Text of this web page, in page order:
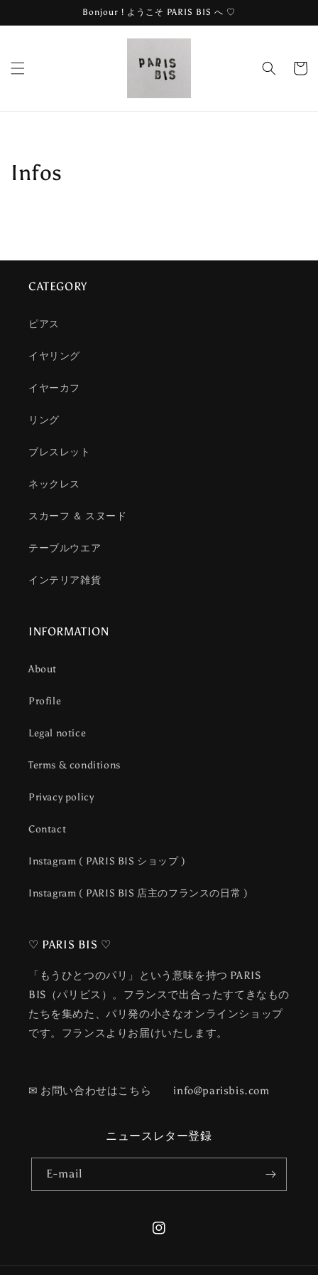
au
Bonjour ! ようこそ PARIS BIS へ ♡
Panier
Infos
CATEGORY
ピアス
イヤリング
イヤーカフ
リング
ブレスレット
ネックレス
スカーフ ＆ スヌード
テーブルウエア
インテリア雑貨
INFORMATION
About
Profile
Legal notice
Terms & conditions
Privacy policy
Contact
Instagram ( PARIS BIS ショップ )
Instagram ( PARIS BIS 店主のフランスの日常 )
♡ PARIS BIS ♡
「もうひとつのパリ」という意味を持つ PARIS
BIS（パリビス）。フランスで出合ったすてきなもの
たちを集めた、パリ発の小さなオンラインショップ
です。フランスよりお届けいたします。
✉ お問い合わせはこちら info@parisbis.com
ニュースレター登録
E-mail
Instagram